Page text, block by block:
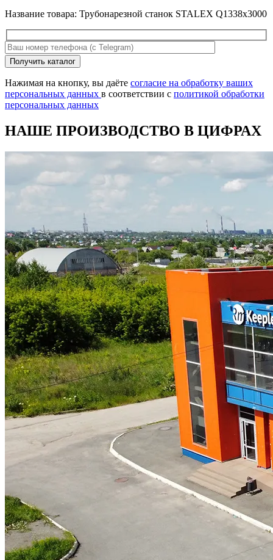
Название товара: Трубонарезной станок STALEX Q1338x3000
Оставьте
это
поле
пустым.
Получить каталог
Нажимая на кнопку, вы даёте согласие на обработку ваших
персональных данных в соответствии с политикой обработки
персональных данных
НАШЕ ПРОИЗВОДСТВО В ЦИФРАХ